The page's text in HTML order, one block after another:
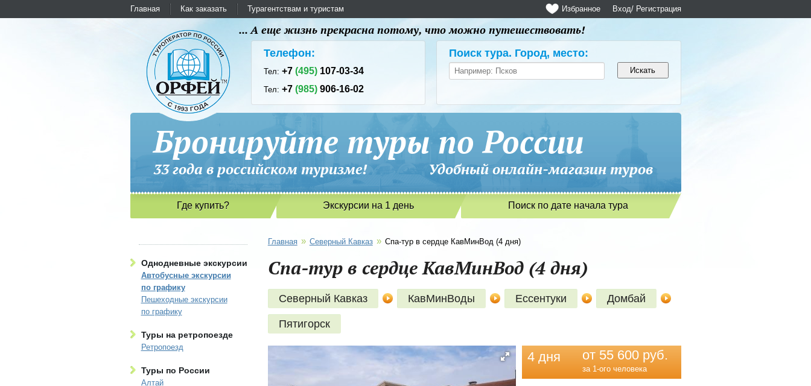
Главная Как заказать Турагентствам и туристам Вход/ Регистрация
Избранное
... А еще жизнь прекрасна потому, что можно путешествовать!
Телефон:
Тел:+7(495) 107-03-34
Тел:+7(985) 906-16-02
Поиск тура. Город, место:
Бронируйте туры по России
33 года в российском туризме! Удобный онлайн-магазин туров
Где купить? Экскурсии на 1 день Поиск по дате начала тура
Однодневные экскурсии
Автобусные экскурсии
по графику
Пешеходные экскурсии
по графику
Туры на ретропоезде
Ретропоезд
Туры по России
Алтай
Главная » Северный Кавказ » Спа-тур в сердце КавМинВод (4 дня)
Спа-тур в сердце КавМинВод (4 дня)
Северный Кавказ КавМинВоды Ессентуки Домбай
Пятигорск
4 дня от 55 600 руб.
за 1-ого человека